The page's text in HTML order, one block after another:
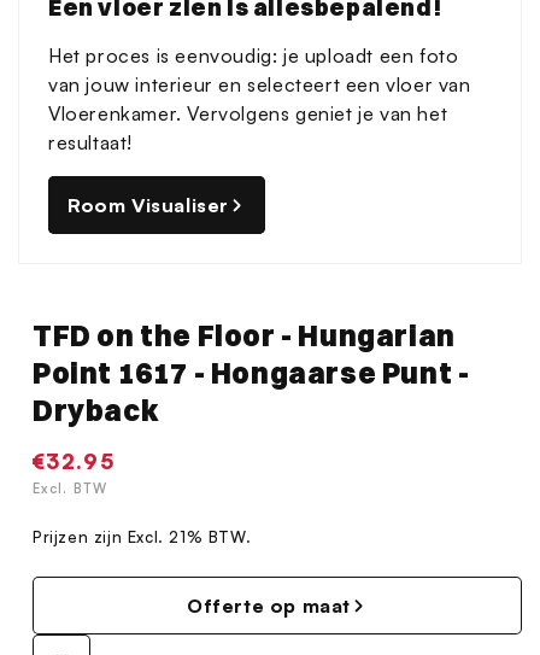
modaal
Een vloer zien is allesbepalend!
Het proces is eenvoudig: je uploadt een foto
van jouw interieur en selecteert een vloer van
Vloerenkamer. Vervolgens geniet je van het
resultaat!
Room Visualiser
TFD on the Floor - Hungarian
Point 1617 - Hongaarse Punt -
Dryback
Normale
prijs
€32.95
Excl. BTW
Prijzen zijn Excl. 21% BTW.
Offerte op maat